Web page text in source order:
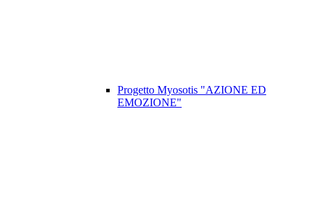
Progetto Myosotis "AZIONE ED
EMOZIONE"